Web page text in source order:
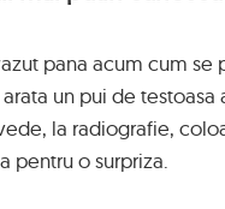
pana acum cum
un pui de testoasa
la radiografie,
pentru o surpriza.